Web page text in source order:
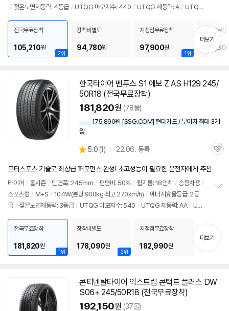
/ 젖은노면제동력: 4등급 / UTQG 마모지수: 440 / UTQG 제동력: A / UTQG
치
기
2위
전국무료장착
105,210원
장착비별도
94,780원
1위
지정점무료장착
97,900원
출장무료장
더보기
한국타이어 벤투스 S1 에보 Z AS H129 245/
50R18 (전국무료장착)
181,820원 (78몰)
175,890원 [SSG.COM] 현대카드 / 무이자 최대 3개
월
별
점
5.0 (상
리
뷰
1) 22.06. 등록
관
모터스포츠 기술로 최상급 퍼포먼스 완성! 초고성능이 필요한 운전자에게 추천
타이어 / 올시즌 / 단면폭: 245mm / 편평비: 50% / 휠지름: 18인치 / 승용차용 /
스포츠형 / M+S / 104W(본당 900kg·최고 270km/h) / 에너지효율등급: 2등
급 / 젖은노면제동력: 3등급 / UTQG 마모지수: 540 / UTQG 제동력: AA / UT
기
1위
전국무료장착
181,820원
2위
장착비별도
178,090원
지정점무료장착
182,990원
더보기
콘티넨탈타이어 익스트림 콘택트 플러스 DW
S06+ 245/50R18 (전국무료장착)
192,150원 (37몰)